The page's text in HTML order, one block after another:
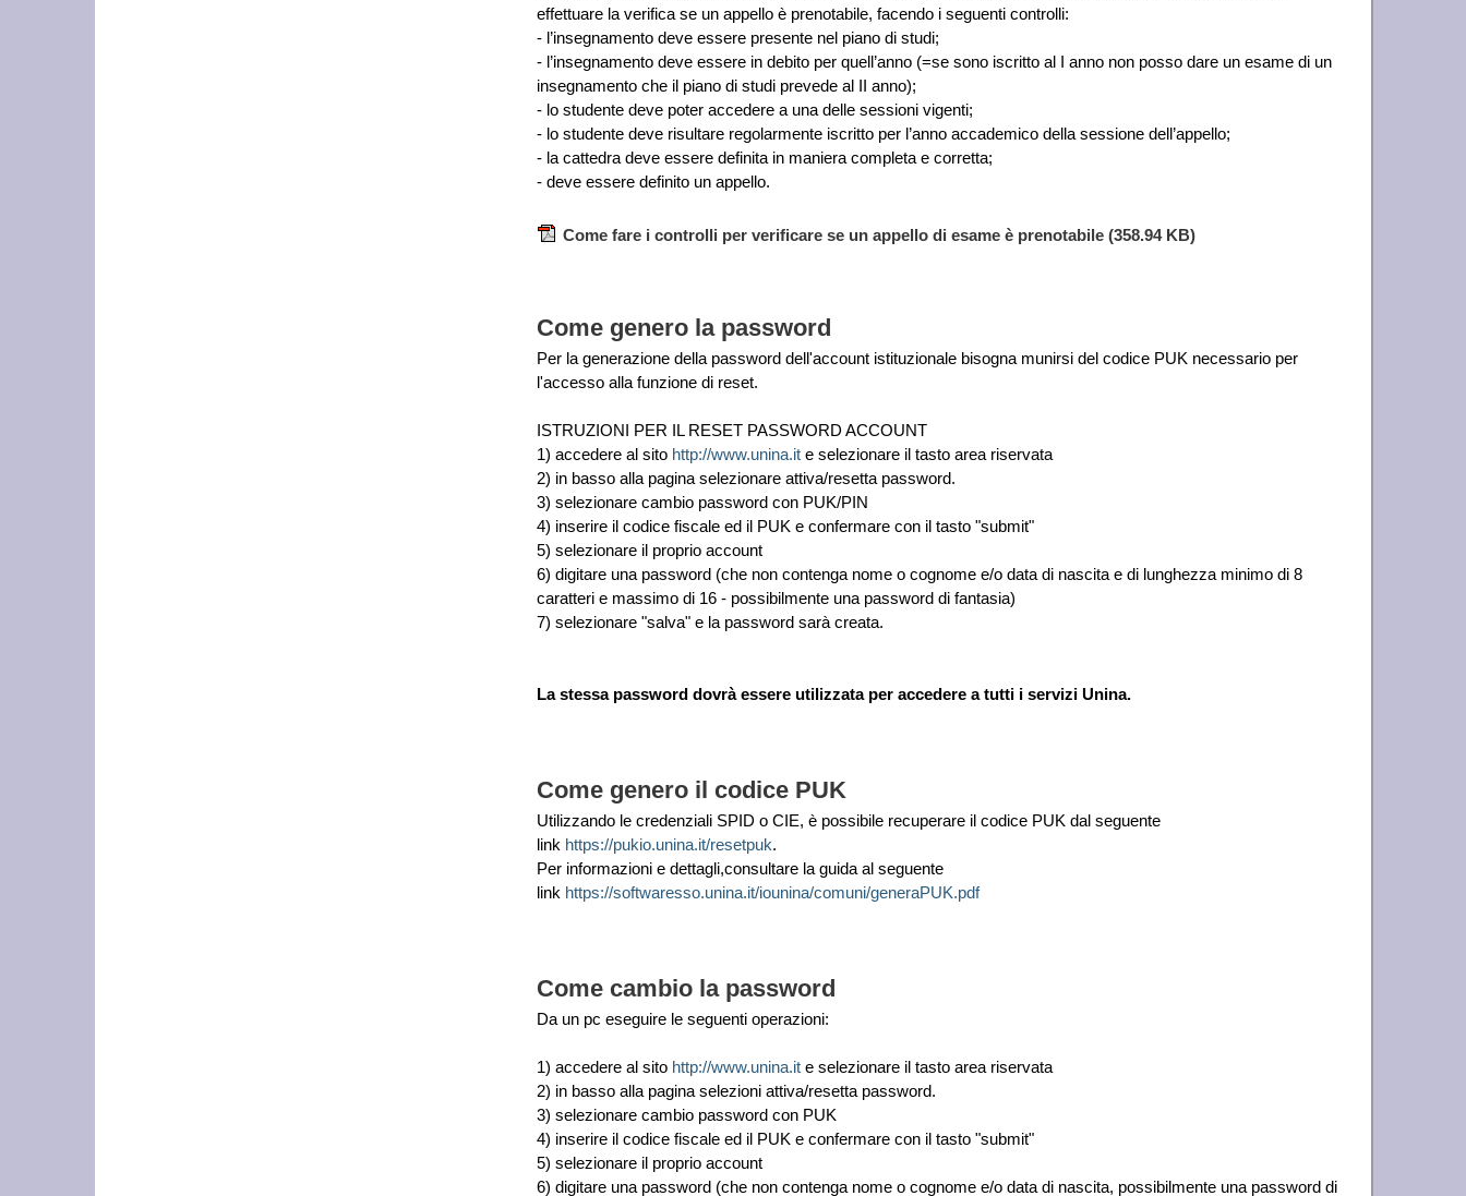
effettuare la verifica se un appello è prenotabile, facendo i seguenti controlli:
- l’insegnamento deve essere presente nel piano di studi;
- l’insegnamento deve essere in debito per quell’anno (=se sono iscritto al I anno non posso dare un esame di un
insegnamento che il piano di studi prevede al II anno);
- lo studente deve poter accedere a una delle sessioni vigenti;
- lo studente deve risultare regolarmente iscritto per l’anno accademico della sessione dell’appello;
- la cattedra deve essere definita in maniera completa e corretta;
- deve essere definito un appello.
Come fare i controlli per verificare se un appello di esame è prenotabile (358.94 KB)
Come genero la password
Per la generazione della password dell'account istituzionale bisogna munirsi del codice PUK necessario per
l'accesso alla funzione di reset.
ISTRUZIONI PER IL RESET PASSWORD ACCOUNT
1) accedere al sito http://www.unina.it e selezionare il tasto area riservata
2) in basso alla pagina selezionare attiva/resetta password.
3) selezionare cambio password con PUK/PIN
4) inserire il codice fiscale ed il PUK e confermare con il tasto "submit"
5) selezionare il proprio account
6) digitare una password (che non contenga nome o cognome e/o data di nascita e di lunghezza minimo di 8
caratteri e massimo di 16 - possibilmente una password di fantasia)
7) selezionare "salva" e la password sarà creata.
La stessa password dovrà essere utilizzata per accedere a tutti i servizi Unina.
Come genero il codice PUK
Utilizzando le credenziali SPID o CIE, è possibile recuperare il codice PUK dal seguente
link https://pukio.unina.it/resetpuk.
Per informazioni e dettagli,consultare la guida al seguente
link https://softwaresso.unina.it/iounina/comuni/generaPUK.pdf
Come cambio la password
Da un pc eseguire le seguenti operazioni:
1) accedere al sito http://www.unina.it e selezionare il tasto area riservata
2) in basso alla pagina selezioni attiva/resetta password.
3) selezionare cambio password con PUK
4) inserire il codice fiscale ed il PUK e confermare con il tasto "submit"
5) selezionare il proprio account
6) digitare una password (che non contenga nome o cognome e/o data di nascita, possibilmente una password di